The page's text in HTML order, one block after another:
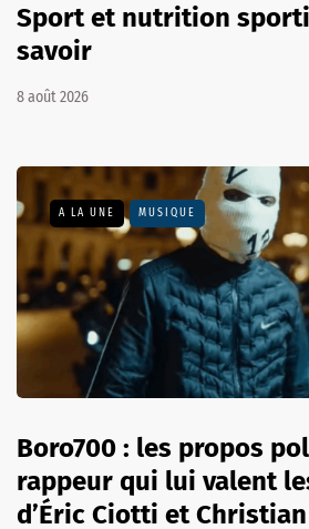
Sport et nutrition
savoir
8 août 2026
A LA UNE MUSIQUE
Boro700 : les propos
rappeur qui lui valent
d’Éric Ciotti et